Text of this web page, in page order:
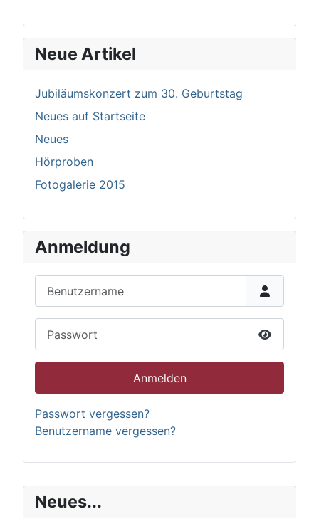
Neues...
Neue Artikel
Jubiläumskonzert zum 30. Geburtstag
Neues auf Startseite
Neues
Hörproben
Fotogalerie 2015
Anmeldung
Passwort
Anmelden
Passwort vergessen?
Benutzername vergessen?